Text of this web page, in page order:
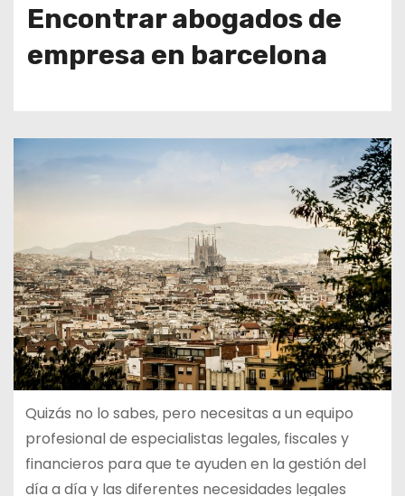
Encontrar abogados de
empresa en barcelona
Quizás no lo sabes, pero necesitas a un equipo
profesional de especialistas legales, fiscales y
financieros para que te ayuden en la gestión del
día a día y las diferentes necesidades legales